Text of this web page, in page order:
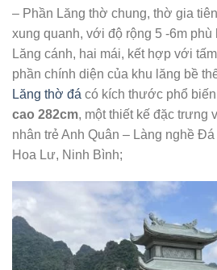
– Phần Lăng thờ chung, thờ gia
xung quanh, với độ rộng 5 -6m phù
Lăng cánh, hai mái, kết hợp với
phần chính diện của khu lăng bề
Lăng thờ đá có kích thước phổ
cao 282cm, một thiết kế đặc trưng
nhân trẻ Anh Quân – Làng nghề
Hoa Lư, Ninh Bình;